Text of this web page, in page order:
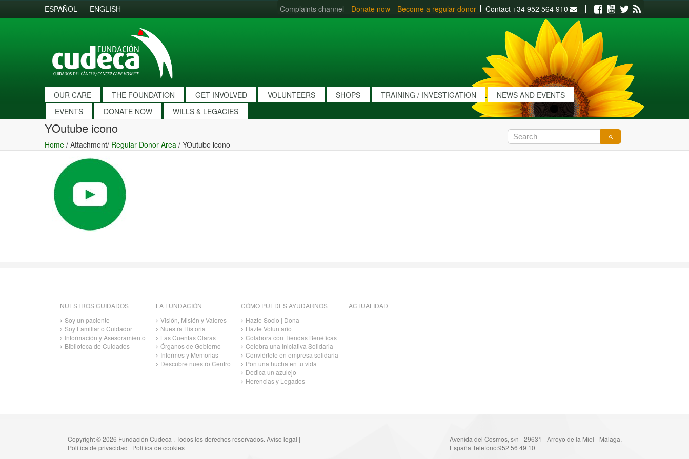
ESPAÑOL ENGLISH Complaints channel Donate now Become a regular donor Contact +34 952 564 910 Facebook
Youtube
Twitter
OUR CARE THE FOUNDATION GET INVOLVED VOLUNTEERS SHOPS TRAINING / INVESTIGATION
NEWS AND EVENTS
EVENTS
DONATE NOW WILLS & LEGACIES
YOutube icono
Home / Attachment/ Regular Donor Area / YOutube icono
NUESTROS CUIDADOS
Soy un paciente
Soy Familiar o Cuidador
Información y Asesoramiento
Biblioteca de Cuidados
LA FUNDACIÓN
Visión, Misión y Valores
Nuestra Historia
Las Cuentas Claras
Órganos de Gobierno
Informes y Memorias
Descubre nuestro Centro
CÓMO PUEDES AYUDARNOS
Hazte Socio | Dona
Hazte Voluntario
Colabora con Tiendas Benéficas
Celebra una Iniciativa Solidaria
Conviértete en empresa solidaria
Pon una hucha en tu vida
Dedica un azulejo
Herencias y Legados
ACTUALIDAD
Copyright © 2026 Fundación Cudeca . Todos los derechos reservados. Aviso legal |
Política de privacidad | Política de cookies
Avenida del Cosmos, s/n - 29631 - Arroyo de la Miel - Málaga,
España Telefono:952 56 49 10